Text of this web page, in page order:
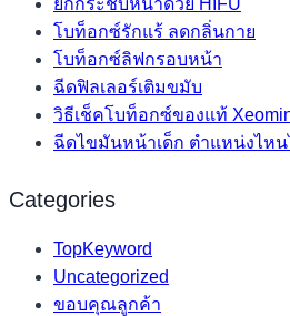
ยกกระชับหน้าด้วย HIFU
โบท็อกซ์รักแร้ ลดกลิ่นกาย
โบท็อกซ์ลิฟกรอบหน้า
ฉีดฟิลเลอร์เติมขมับ
วิธีเช็คโบท็อกซ์ของแท้
ฉีดไขมันหน้าเด็ก ตำแหน่งไหน
Categories
TopKeyword
Uncategorized
ขอบคุณลูกค้า